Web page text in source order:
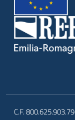
C.F. 800.625.903.79